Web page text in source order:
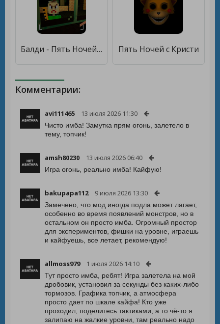
Балди - Пять Ночей [Много денег] Пять Ночей с Кристи
Комментарии:
avi111465 13 июля 2026 11:30
Чисто имба! Замутка прям огонь, залетело в
тему, топчик!
amsh80230 13 июля 2026 06:40
Игра огонь, реально имба! Кайфую!
bakupapa112 9 июля 2026 13:30
Замечено, что мод иногда подла может лагает,
особенно во время появлений монстров, но в
остальном он просто имба. Огромный простор
для экспериментов, фишки на уровне, играешь
и кайфуешь, все летает, рекомендую!
allmoss979 1 июля 2026 14:10
Тут просто имба, ребят! Игра залетела на мой
дробовик, установил за секунды без каких-либо
тормозов. Графика топчик, а атмосфера
просто дает по шкале кайфа! Кто уже
проходил, поделитесь тактиками, а то чё-то я
залипаю на жалкие уровни, там реально надо